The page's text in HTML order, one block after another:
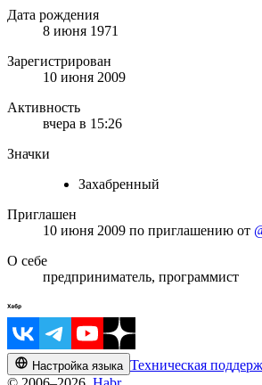
Дата рождения
8 июня 1971
Зарегистрирован
10 июня 2009
Активность
вчера в 15:26
Значки
Захабренный
Приглашен
10 июня 2009 по приглашению от
О себе
предприниматель, программист
Настройка языка Техническая